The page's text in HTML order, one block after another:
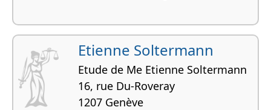
Etienne Soltermann
Etude de Me Etienne Soltermann
16, rue Du-Roveray
1207 Genève